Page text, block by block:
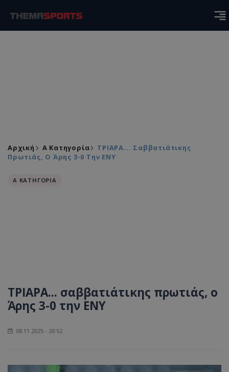
Αρχική Α Κατηγορία
ΤΡΙΑΡΑ... Σαββατιάτικης
Πρωτιάς, Ο Άρης 3-0 Την ΕΝΥ
Α ΚΑΤΗΓΟΡΙΑ
ΤΡΙΑΡΑ... σαββατιάτικης πρωτιάς, ο
Άρης 3-0 την ΕΝΥ
08.11.2025 - 20:52